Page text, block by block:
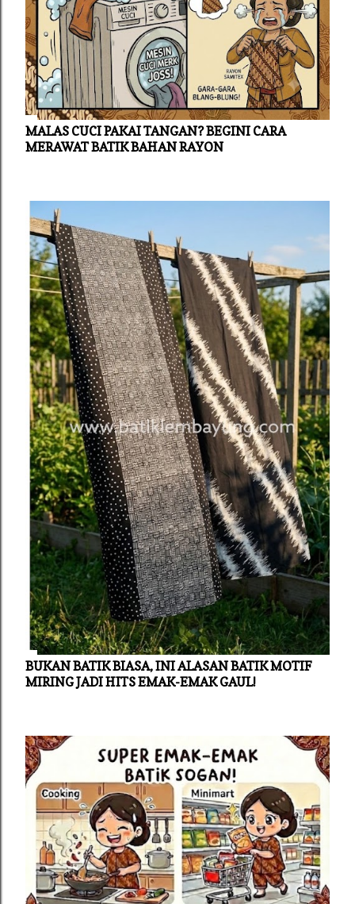
MALAS CUCI PAKAI TANGAN? BEGINI CARA
MERAWAT BATIK BAHAN RAYON
BUKAN BATIK BIASA, INI ALASAN BATIK MOTIF
MIRING JADI HITS EMAK-EMAK GAUL!